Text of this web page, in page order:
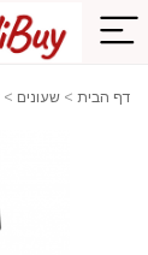
דף הבית > שעונים >